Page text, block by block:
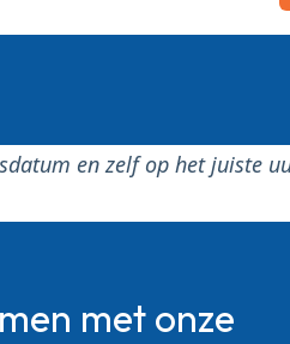
en zelf op het juiste
met onze